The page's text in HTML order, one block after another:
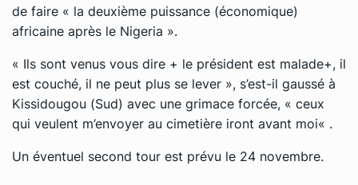
de faire « la deuxième puissance (économique)
africaine après le Nigeria ».
« Ils sont venus vous dire + le président est malade+, il
est couché, il ne peut plus se lever », s’est-il gaussé à
Kissidougou (Sud) avec une grimace forcée, « ceux
qui veulent m’envoyer au cimetière iront avant moi« .
Un éventuel second tour est prévu le 24 novembre.